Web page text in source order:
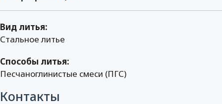
Вид литья:
Стальное литье
Способы литья:
Песчаноглинистые смеси (ПГС)
Контакты